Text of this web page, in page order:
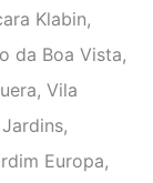
Klabin,
da Boa Vista,
Vila
Europa,